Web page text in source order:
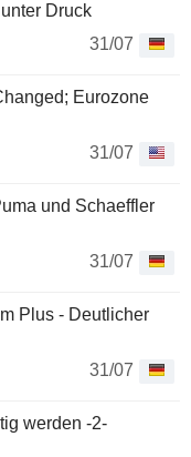
Druck
31/07
Eurozone
31/07
und Schaeffler
31/07
Plus - Deutlicher
31/07
werden -2-